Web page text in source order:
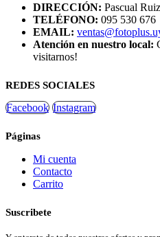
DIRECCIÓN: Pascual
TELÉFONO: 095 530 676
EMAIL:
Atención en nuestro local:
visitarnos!
REDES SOCIALES
Facebook Instagram
Páginas
Mi cuenta
Contacto
Carrito
Suscribete